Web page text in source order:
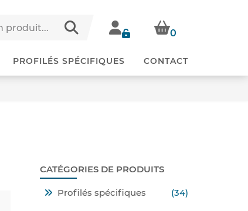
0
PROFILÉS SPÉCIFIQUES CONTACT
CATÉGORIES DE PRODUITS
Profilés spécifiques (34)